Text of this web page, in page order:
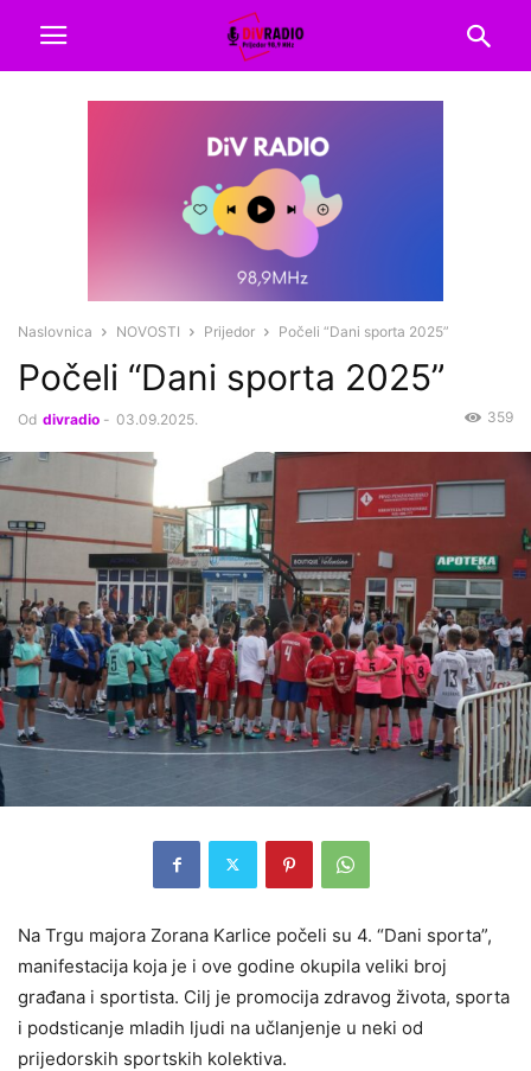
Naslovnica NOVOSTI Prijedor Počeli “Dani sporta 2025”
Počeli “Dani sporta 2025”
Od divradio - 03.09.2025. 359
Na Trgu majora Zorana Karlice počeli su 4. “Dani sporta”,
manifestacija koja je i ove godine okupila veliki broj
građana i sportista. Cilj je promocija zdravog života, sporta
i podsticanje mladih ljudi na učlanjenje u neki od
prijedorskih sportskih kolektiva.